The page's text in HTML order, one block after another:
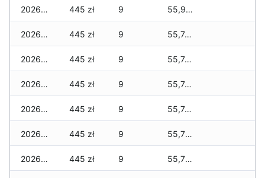
2026-06-07 445 zł 9 55,925 zł
2026-06-06 445 zł 9 55,745 zł
2026-06-05 445 zł 9 55,745 zł
2026-06-04 445 zł 9 55,745 zł
2026-06-03 445 zł 9 55,745 zł
2026-06-02 445 zł 9 55,715 zł
2026-06-01 445 zł 9 55,715 zł